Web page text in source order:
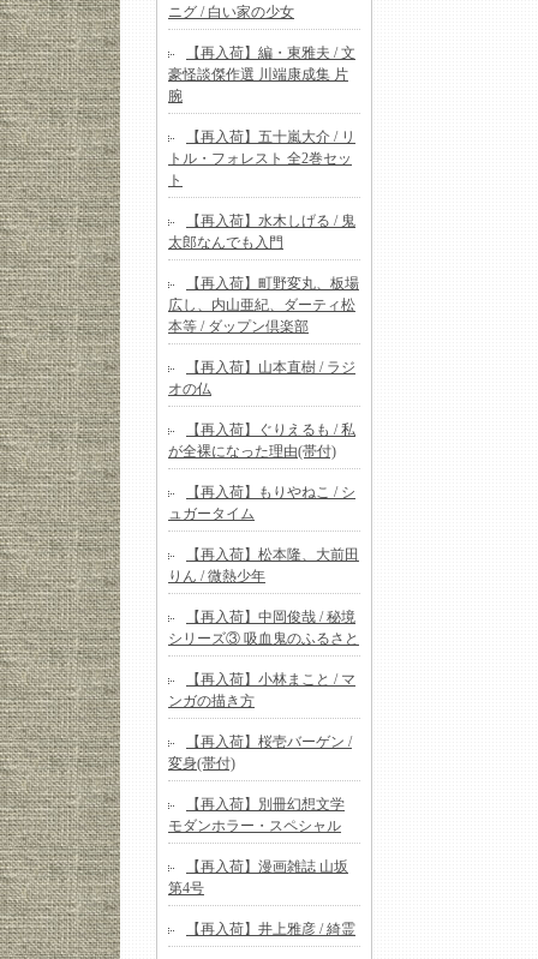
ニグ / 白い家の少女
【再入荷】編・東雅夫 / 文
豪怪談傑作選 川端康成集 片
腕
【再入荷】五十嵐大介 / リ
トル・フォレスト 全2巻セッ
ト
【再入荷】水木しげる / 鬼
太郎なんでも入門
【再入荷】町野変丸、板場
広し、内山亜紀、ダーティ松
本等 / ダップン倶楽部
【再入荷】山本直樹 / ラジ
オの仏
【再入荷】ぐりえるも / 私
が全裸になった理由(帯付)
【再入荷】もりやねこ / シ
ュガータイム
【再入荷】松本隆、大前田
りん / 微熱少年
【再入荷】中岡俊哉 / 秘境
シリーズ③ 吸血鬼のふるさと
【再入荷】小林まこと / マ
ンガの描き方
【再入荷】桜壱バーゲン /
変身(帯付)
【再入荷】別冊幻想文学
モダンホラー・スペシャル
【再入荷】漫画雑誌 山坂
第4号
【再入荷】井上雅彦 / 綺霊